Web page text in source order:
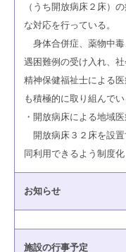
（うち開放病床２床）
な対応を行っている。
身体合併症、薬物中毒
遇困難例の受け入れ、
精神保健福祉士による
も積極的に取り組んでい
・開放病床による地域
開放病床３２床を設置
同利用できるよう制度化
お知らせ
施設の行事予定